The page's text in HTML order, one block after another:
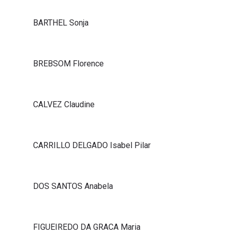
BARTHEL Sonja
BREBSOM Florence
CALVEZ Claudine
CARRILLO DELGADO Isabel Pilar
DOS SANTOS Anabela
FIGUEIREDO DA GRACA Maria